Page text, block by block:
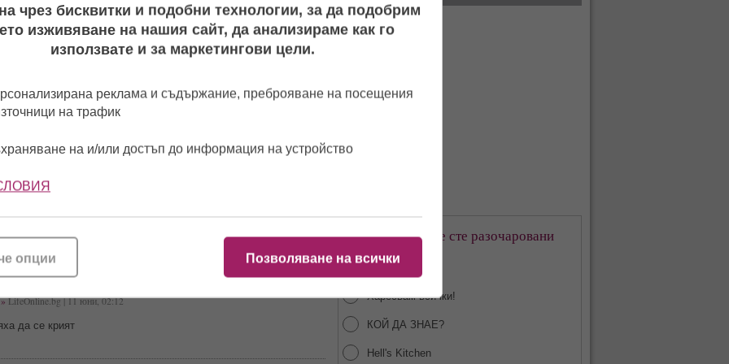
допълват красивата картинка
залита все повече към чалгата! (видео)
събереш такъв ставаш“ - гласи старата българска поговорка.
Лидия и Наско Колев се събраха за първи съвместен
Слънчака! (видео)
видео на влюбените Лидия и Наско Колев!
LifeOnline.bg | 11 юни, 02:12
да се крият
От кое предаване сте разочаровани
най-много?
Харесвам всички!
КОЙ ДА ЗНАЕ?
Hell's Kitchen
чрез бисквитки и подобни технологии, за да подобрим
изживяване на нашия сайт, да анализираме как го
използвате и за маркетингови цели.
реклама и съдържание, преброяване на посещения
на трафик
на и/или достъп до информация на устройство
Позволяване на всички
опции